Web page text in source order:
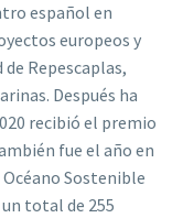
español en
europeos y
Repescaplas,
Después ha
recibió el premio
fue el año en
Sostenible
total de 255